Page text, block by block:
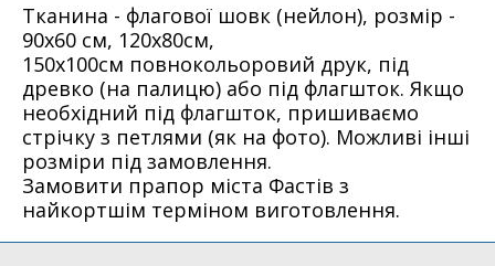
Тканина - флагової шовк (нейлон), розмір -
90х60 см, 120х80см,
150х100см повнокольоровий друк, під
древко (на палицю) або під флагшток. Якщо
необхідний під флагшток, пришиваємо
стрічку з петлями (як на фото). Можливі інші
розміри під замовлення.
Замовити прапор міста Фастів з
найкортшім терміном виготовлення.